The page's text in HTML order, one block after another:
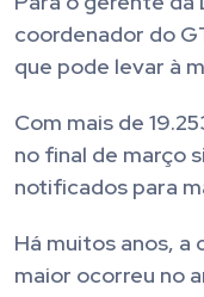
coordenador do
que pode levar à
Com mais de
no final de março
notificados para
Há muitos anos,
maior ocorreu no